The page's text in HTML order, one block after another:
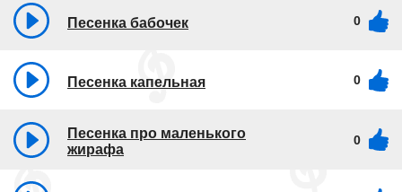
Песенка бабочек 0
Песенка капельная 0
Песенка про маленького
жирафа
0